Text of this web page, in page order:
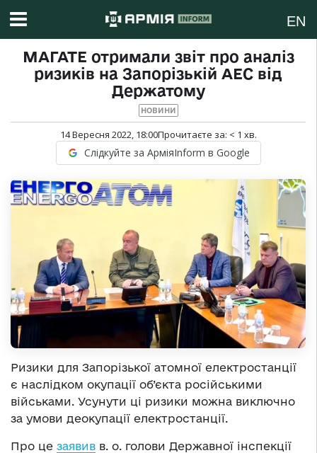
EN
МАГАТЕ отримали звіт про аналіз
ризиків на Запорізькій АЕС від
Держатому
НОВИНИ
14 Вересня 2022, 18:00Прочитаєте за: < 1 хв.
Слідкуйте за АрміяInform в Google
Ризики для Запорізької атомної електростанції
є наслідком окупації об’єкта російськими
військами. Усунути ці ризики можна виключно
за умови деокупації електростанції.
Про це заявив в. о. голови Державної інспекції